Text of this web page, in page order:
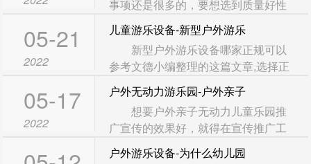
事项还是很多的，要想选到质量好性
价比高的优质儿童游乐设施，其实可
以去实地考察这个厂家，那么对于
05-21
2022
儿童游乐设备-新型户外游乐
新型户外游乐设备哪家正规可以
参考文德小编整理的这篇文章,选择正
规的厂家是有必要的,正规的生产厂家
都是很用心的，采购的时候投资者...
05-17
2022
户外无动力游乐园-户外亲子
想要户外亲子无动力儿童乐园推
广宣传的效果好，就得在宣传推广工
作上多下下功夫，对于线上线下的渠
户外游乐设备-为什么幼儿园